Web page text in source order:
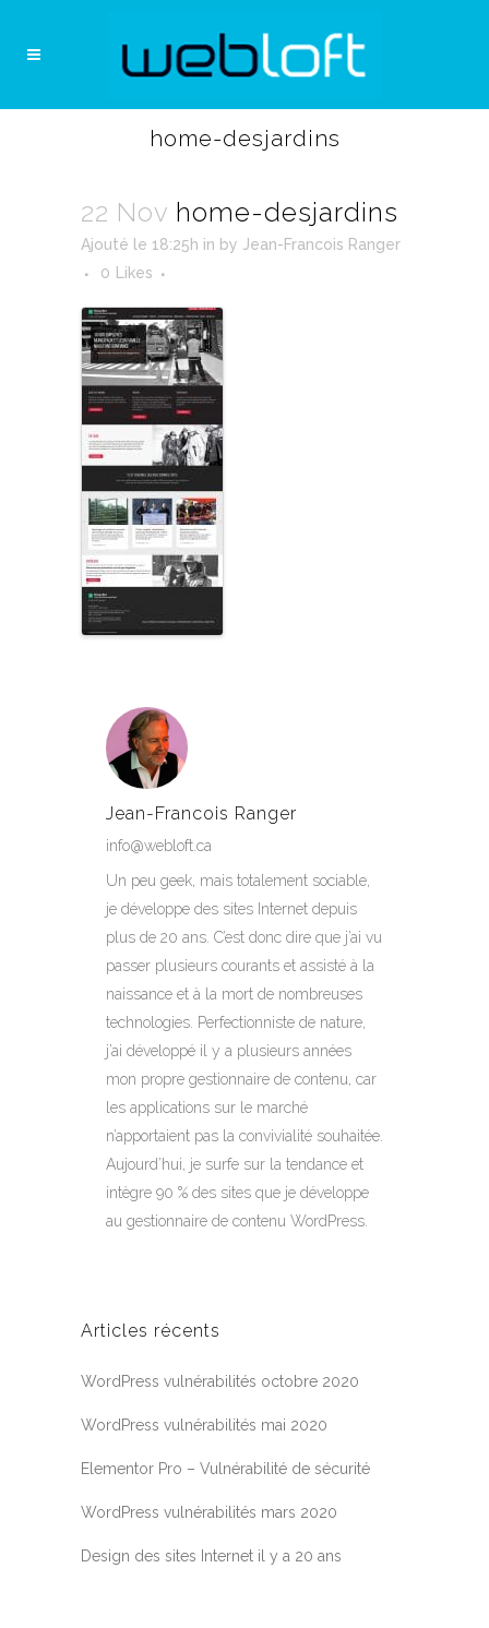
home-desjardins
22 Nov home-desjardins
Ajouté le 18:25h in by Jean-Francois Ranger
0
Likes
Jean-Francois Ranger
info@webloft.ca
Un peu geek, mais totalement sociable,
je développe des sites Internet depuis
plus de 20 ans. C’est donc dire que j’ai vu
passer plusieurs courants et assisté à la
naissance et à la mort de nombreuses
technologies. Perfectionniste de nature,
j’ai développé il y a plusieurs années
mon propre gestionnaire de contenu, car
les applications sur le marché
n’apportaient pas la convivialité souhaitée.
Aujourd’hui, je surfe sur la tendance et
intègre 90 % des sites que je développe
au gestionnaire de contenu WordPress.
Articles récents
WordPress vulnérabilités octobre 2020
WordPress vulnérabilités mai 2020
Elementor Pro – Vulnérabilité de sécurité
WordPress vulnérabilités mars 2020
Design des sites Internet il y a 20 ans